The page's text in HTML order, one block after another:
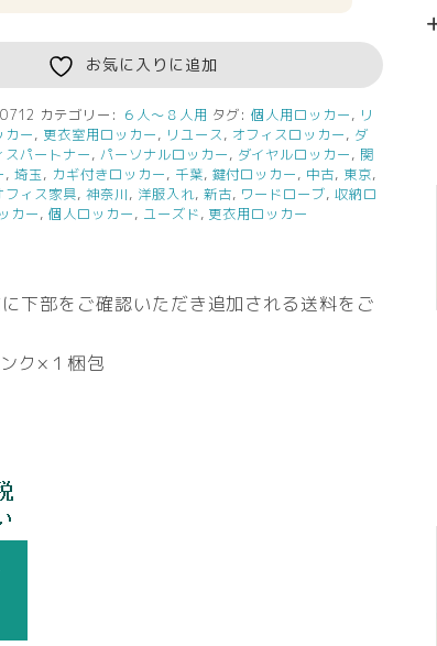
お気に入りに追加
カテゴリー: ６人～８人用 タグ:個人用ロッカー, リ
カー, 更衣室用ロッカー, リユース, オフィスロッカー, ダ
スパートナー, パーソナルロッカー, ダイヤルロッカー, 関
,埼玉, カギ付きロッカー, 千葉, 鍵付ロッカー, 中古, 東京,
フィス家具,神奈川, 洋服入れ, 新古, ワードローブ,収納ロ
カー,個人ロッカー, ユーズド, 更衣用ロッカー
下部をご確認いただき追加される送料をご
ク×１梱包